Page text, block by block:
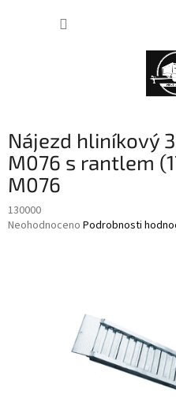
Nájezd hliníkový
M076 s rantlem
M076
130000
Průměrné
Neohodnoceno Podrobnosti